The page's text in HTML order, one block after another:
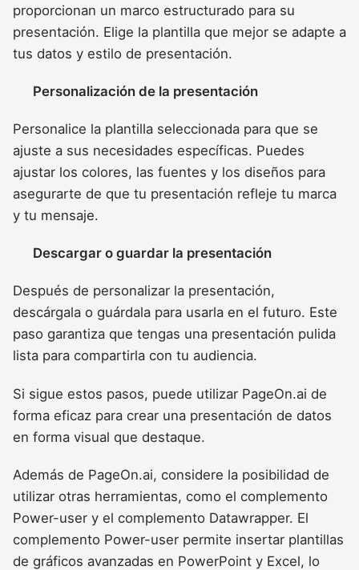
proporcionan un marco estructurado para su
presentación. Elige la plantilla que mejor se adapte a
tus datos y estilo de presentación.
Personalización de la presentación
Personalice la plantilla seleccionada para que se
ajuste a sus necesidades específicas. Puedes
ajustar los colores, las fuentes y los diseños para
asegurarte de que tu presentación refleje tu marca
y tu mensaje.
Descargar o guardar la presentación
Después de personalizar la presentación,
descárgala o guárdala para usarla en el futuro. Este
paso garantiza que tengas una presentación pulida
lista para compartirla con tu audiencia.
Si sigue estos pasos, puede utilizar PageOn.ai de
forma eficaz para crear una presentación de datos
en forma visual que destaque.
Además de PageOn.ai, considere la posibilidad de
utilizar otras herramientas, como el complemento
Power-user y el complemento Datawrapper. El
complemento Power-user permite insertar plantillas
de gráficos avanzadas en PowerPoint y Excel, lo